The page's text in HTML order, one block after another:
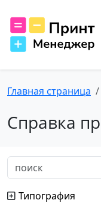
Главная страница
Справка
Типография